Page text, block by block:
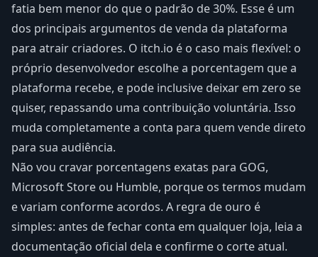
fatia bem menor do que o padrão de 30%. Esse é um
dos principais argumentos de venda da plataforma
para atrair criadores. O itch.io é o caso mais flexível: o
próprio desenvolvedor escolhe a porcentagem que a
plataforma recebe, e pode inclusive deixar em zero se
quiser, repassando uma contribuição voluntária. Isso
muda completamente a conta para quem vende direto
para sua audiência.
Não vou cravar porcentagens exatas para GOG,
Microsoft Store ou Humble, porque os termos mudam
e variam conforme acordos. A regra de ouro é
simples: antes de fechar conta em qualquer loja, leia a
documentação oficial dela e confirme o corte atual.